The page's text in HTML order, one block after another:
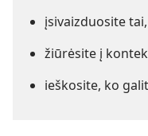
įsivaizduosite
žiūrėsite į
ieškosite, ko